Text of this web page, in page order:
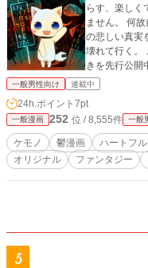
らす、楽しく
ません。 何
の悲しい真実
壊れて行く。 これ
きを先行公開
描き下ろし有
一般男性向け 連載中
24h.ポイント 7pt
一般漫画 252 位 / 8,555件 一般
ケモノ 鬱漫画 ハートフ
オリジナル
ファンタジー
5